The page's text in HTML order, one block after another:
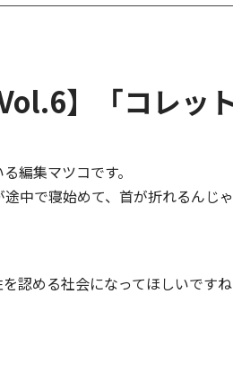
】「コレット
編集マツコです。
で寝始めて、首が折れるんじ
認める社会になってほしいで